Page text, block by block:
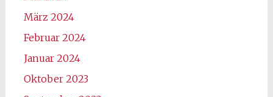
März 2024
Februar 2024
Januar 2024
Oktober 2023